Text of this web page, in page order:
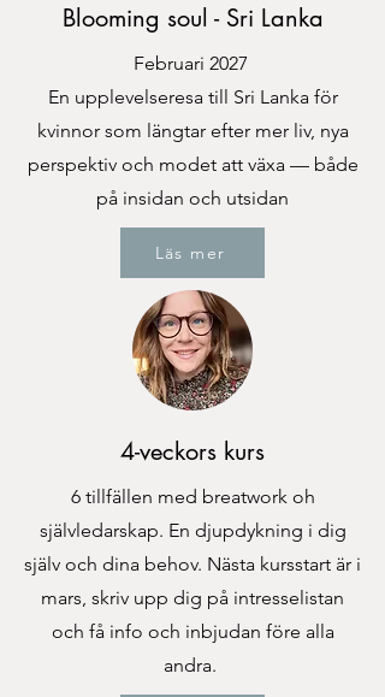
Blooming soul - Sri Lanka
Februari 2027
En upplevelseresa till Sri Lanka för
kvinnor som längtar efter mer liv, nya
perspektiv och modet att växa — både
på insidan och utsidan
Läs mer
4-veckors kurs
6 tillfällen med breatwork oh
självledarskap. En djupdykning i dig
själv och dina behov. Nästa kursstart är i
mars, skriv upp dig på intresselistan
och få info och inbjudan före alla
andra.